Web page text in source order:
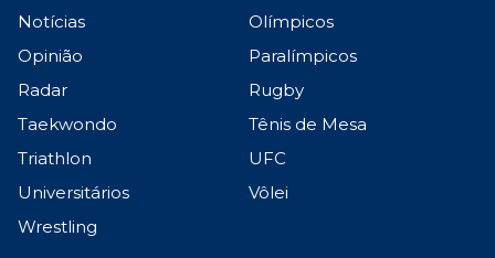
Notícias
Olímpicos
Opinião
Paralímpicos
Radar
Rugby
Taekwondo
Tênis de Mesa
Triathlon
UFC
Universitários
Vôlei
Wrestling